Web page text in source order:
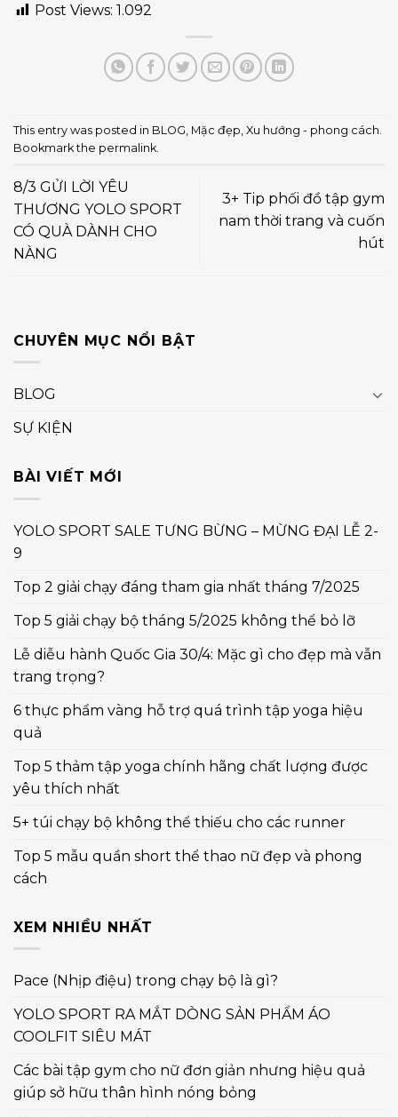
Post Views: 1.092
This entry was posted in BLOG Mặc đẹp Xu hướng - phong cách
Bookmark the permalink
8/3 GỬI LỜI YÊU
THƯƠNG YOLO SPORT
CÓ QUÀ DÀNH CHO
NÀNG
3+ Tip phối đồ tập gym
nam thời trang và cuốn
hút
CHUYÊN MỤC NỔI BẬT
BLOG
SỰ KIỆN
BÀI VIẾT MỚI
YOLO SPORT SALE TƯNG BỪNG – MỪNG ĐẠI LỄ 2-
9
Top 2 giải chạy đáng tham gia nhất tháng 7/2025
Top 5 giải chạy bộ tháng 5/2025 không thể bỏ lỡ
Lễ diễu hành Quốc Gia 30/4: Mặc gì cho đẹp mà vẫn
trang trọng?
6 thực phẩm vàng hỗ trợ quá trình tập yoga hiệu
quả
Top 5 thảm tập yoga chính hãng chất lượng được
yêu thích nhất
5+ túi chạy bộ không thể thiếu cho các runner
Top 5 mẫu quần short thể thao nữ đẹp và phong
cách
XEM NHIỀU NHẤT
Pace (Nhịp điệu) trong chạy bộ là gì?
YOLO SPORT RA MẮT DÒNG SẢN PHẨM ÁO
COOLFIT SIÊU MÁT
Các bài tập gym cho nữ đơn giản nhưng hiệu quả
giúp sở hữu thân hình nóng bỏng